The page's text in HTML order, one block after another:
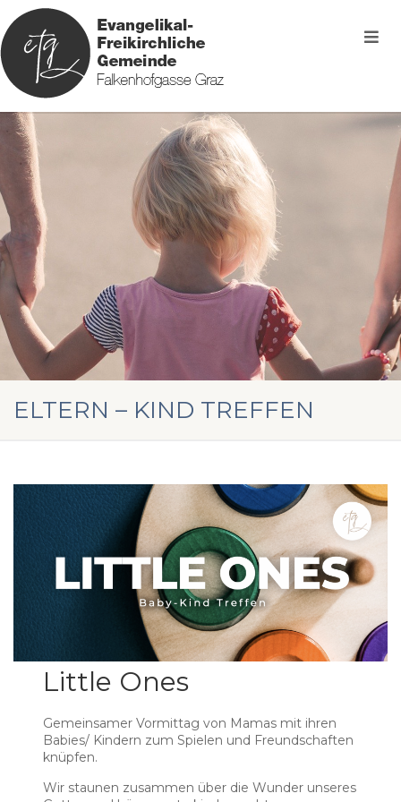
ELTERN – KIND TREFFEN
Little Ones
Gemeinsamer Vormittag von Mamas mit ihren
Babies/ Kindern zum Spielen und Freundschaften
knüpfen.
Wir staunen zusammen über die Wunder unseres